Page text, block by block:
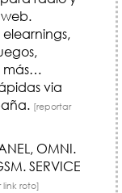
más…
via
[reportar
OMNI.
SERVICE
roto]